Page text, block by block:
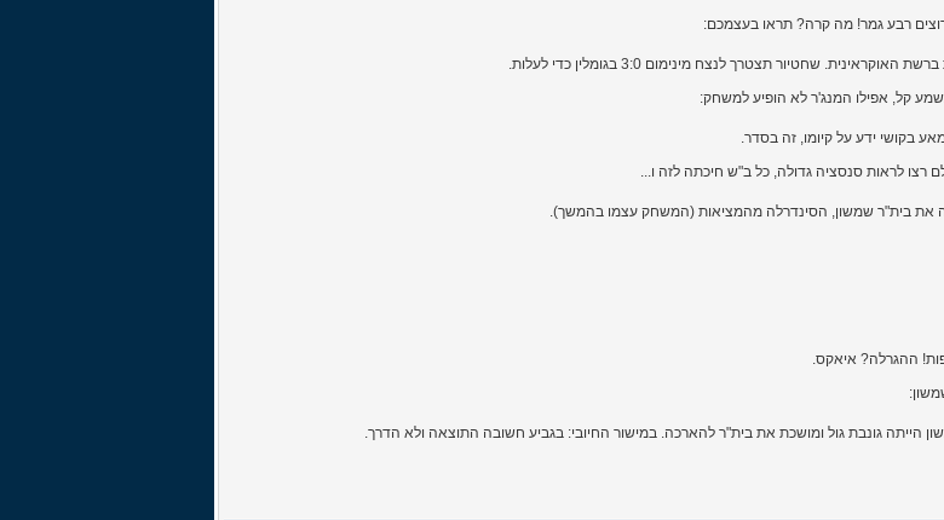
רבע גמר! מה קרה? תראו בעצמכם:
שחטיור תצטרך לנצח מינימום 3:0 בגומלין כדי לעלות.
קל, אפילו המנג'ר לא הופיע למשחק:
רצו לראות סנסציה גדולה, כל ב"ש חיכתה לזה ו...
הייתה גונבת גול ומושכת את בית"ר להארכה. במישור החיובי: בגביע חשובה התוצאה ולא הדרך.